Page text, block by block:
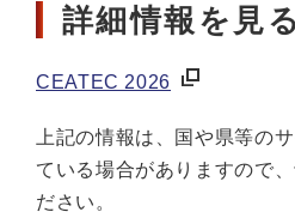
詳細情報を見る
CEATEC 2026
上記の情報は、国や県等の
ている場合がありますので
ださい。